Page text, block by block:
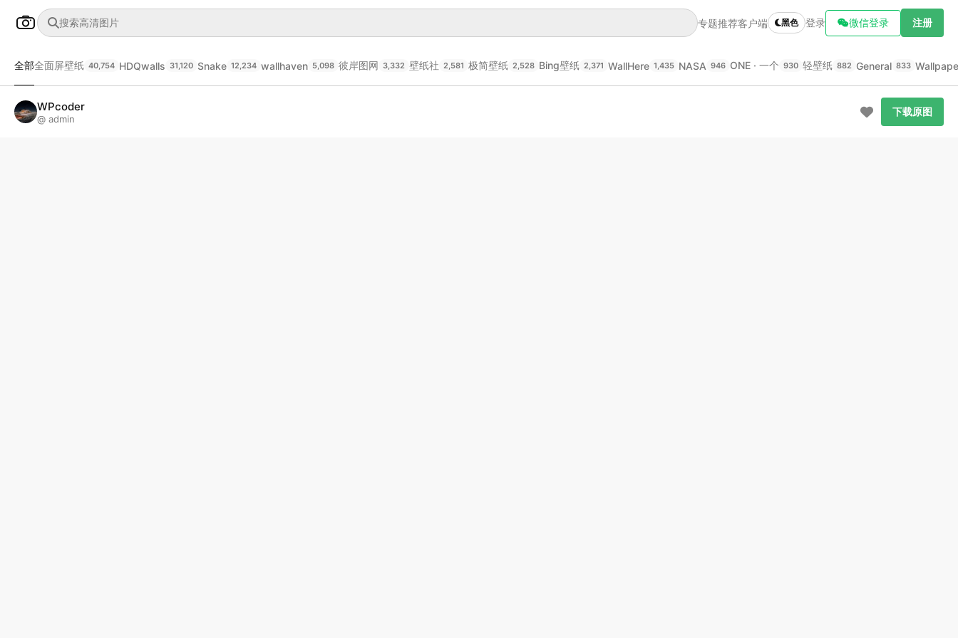
专题推荐客户端 黑色 登录 微信登录 注册
全部全面屏壁纸 40,754 HDQwalls 31,120 Snake 12,234 wallhaven 5,098 彼岸图网 3,332 壁纸社 2,581 极简壁纸 2,528 Bing壁纸 2,371 WallHere 1,435 NASA 946 ONE · 一个 930 轻壁纸 882 General 833
WPcoder
@ admin
下载原图